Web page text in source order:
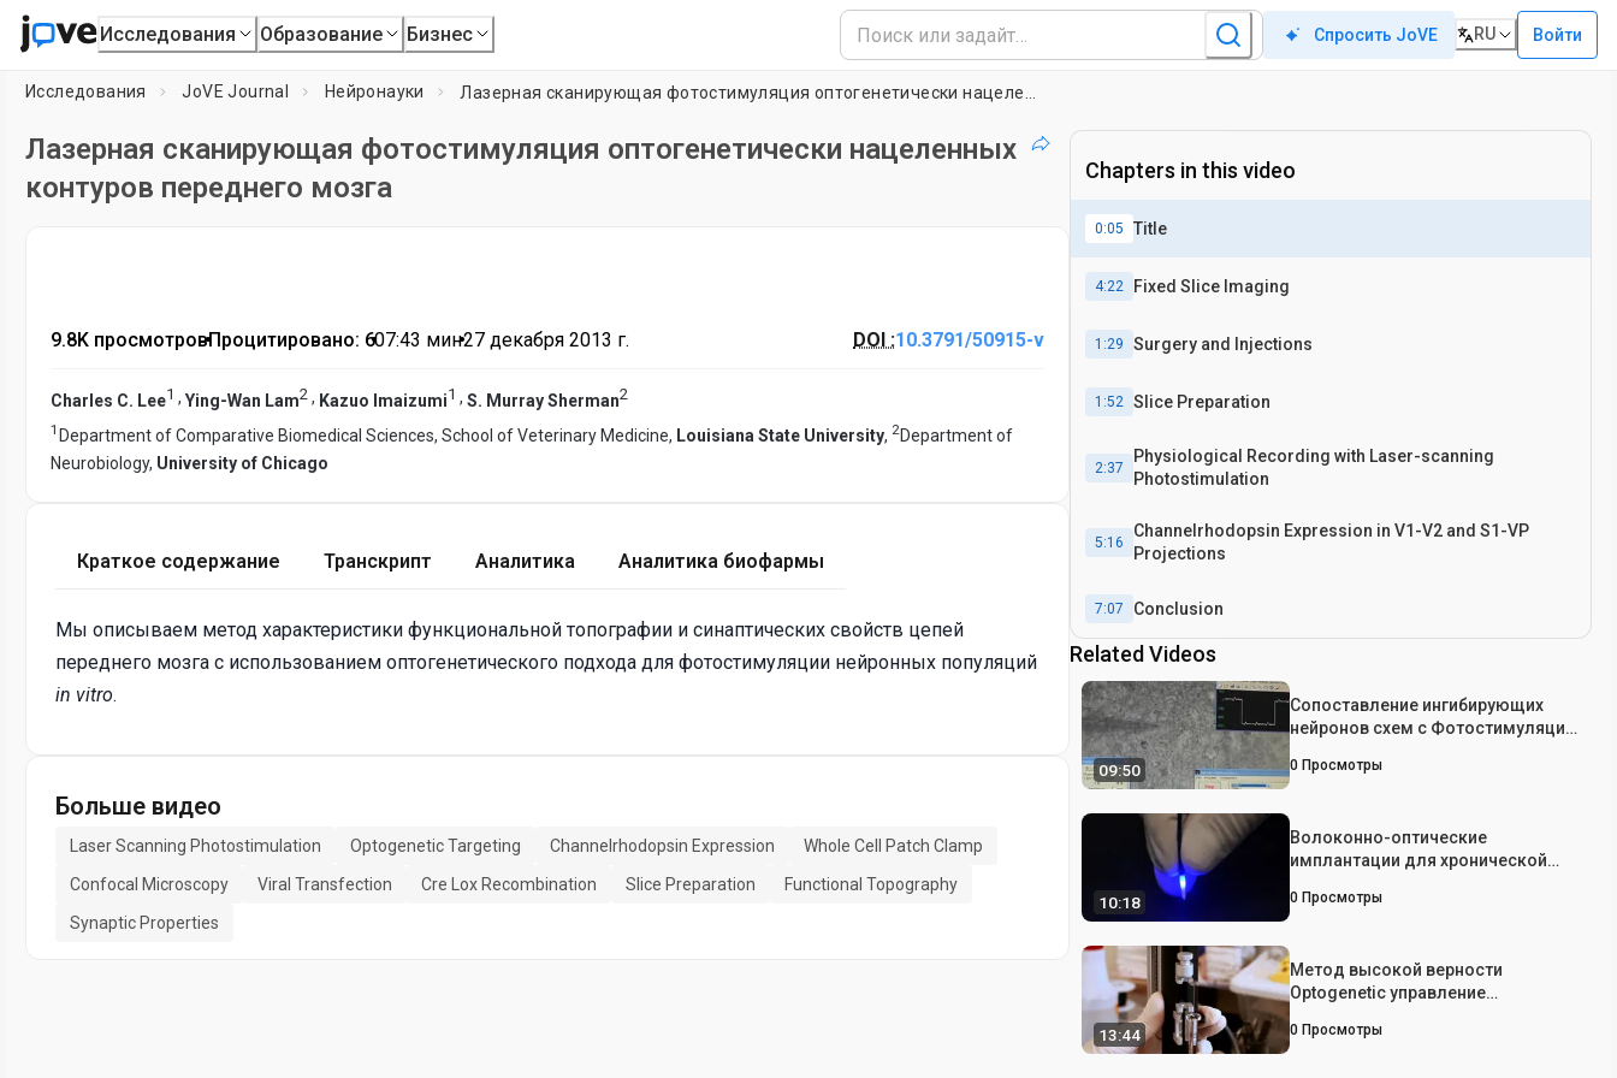
Исследования Образование Бизнес Спросить JoVE RU Войти
Исследования JoVE Journal Нейронауки
Лазерная сканирующая фотостимуляция оптогенетически нацеленных
контуров переднего мозга
9.8K просмотров•Процитировано: 6•07:43 мин•27 декабря 2013 г. DOI :10.3791/50915-v
Charles C. Lee1 , Ying-Wan Lam2 , Kazuo Imaizumi1 , S. Murray Sherman2
1 Department of Comparative Biomedical Sciences, School of Veterinary Medicine, Louisiana State University, 2Department of
Neurobiology, University of Chicago
Краткое содержание Транскрипт Аналитика Аналитика биофармы
Мы описываем метод характеристики функциональной топографии и синаптических свойств цепей
переднего мозга с использованием оптогенетического подхода для фотостимуляции нейронных популяций
in vitro.
Больше видео
Laser Scanning Photostimulation Optogenetic Targeting Channelrhodopsin Expression
Whole Cell Patch Clamp
Confocal Microscopy
Viral Transfection Cre Lox Recombination Slice Preparation
Functional Topography
Synaptic Properties
Chapters in this video
0:05 Title
4:22 Fixed Slice Imaging
1:29 Surgery and Injections
1:52 Slice Preparation
2:37
Physiological Recording with Laser-scanning
Photostimulation
5:16
Channelrhodopsin Expression in V1-V2 and S1-VP
Projections
7:07 Conclusion
Related Videos
09:50
Сопоставление ингибирующих
нейронов схем с Фотостимуляция
0 Просмотры
10:18
Волоконно-оптические
имплантации для хронической
головного мозга
0 Просмотры
13:44
Метод высокой верности
Optogenetic управление
нейронов В естественных
0 Просмотры